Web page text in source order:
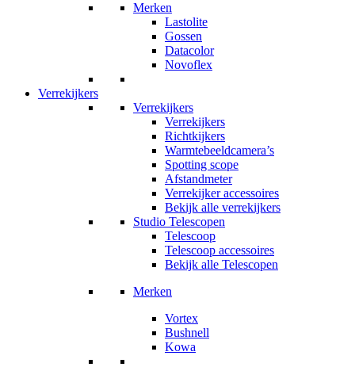
Merken
Lastolite
Gossen
Datacolor
Novoflex
Verrekijkers
Verrekijkers
Verrekijkers
Richtkijkers
Warmtebeeldcamera’s
Spotting scope
Afstandmeter
Verrekijker accessoires
Bekijk alle verrekijkers
Studio Telescopen
Telescoop
Telescoop accessoires
Bekijk alle Telescopen
Merken
Vortex
Bushnell
Kowa